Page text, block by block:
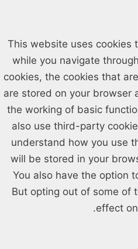
This website uses cookies
while you navigate
cookies, the cookies that
are stored on your browser
the working of basic
also use third-party
understand how you use
will be stored in your
You also have the option
But opting out of some of
effect